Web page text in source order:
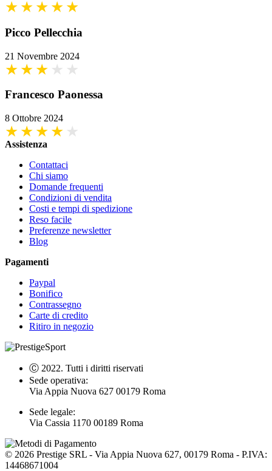
Picco Pellecchia
21 Novembre 2024
Francesco Paonessa
8 Ottobre 2024
Assistenza
Contattaci
Chi siamo
Domande frequenti
Condizioni di vendita
Costi e tempi di spedizione
Reso facile
Preferenze newsletter
Blog
Pagamenti
Paypal
Bonifico
Contrassegno
Carte di credito
Ritiro in negozio
Ⓒ 2022. Tutti i diritti riservati
Sede operativa:
Via Appia Nuova 627 00179 Roma
Sede legale:
Via Cassia 1170 00189 Roma
© 2026 Prestige SRL - Via Appia Nuova 627, 00179 Roma - P.IVA:
14468671004